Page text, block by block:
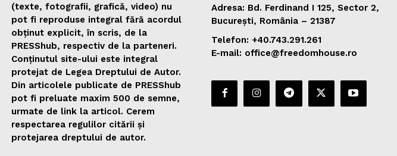
(texte, fotografii, grafică, video) nu
pot fi reproduse integral fără acordul
obținut explicit, în scris, de la
PRESShub, respectiv de la parteneri.
Conținutul site-ului este integral
protejat de Legea Dreptului de Autor.
Din articolele publicate de PRESShub
pot fi preluate maxim 500 de semne,
urmate de link la articol. Cerem
respectarea regulilor citării și
protejarea dreptului de autor.
Adresa: Bd. Ferdinand I 125, Sector 2,
București, România – 21387
Telefon: +40.743.291.261
E-mail: office@freedomhouse.ro